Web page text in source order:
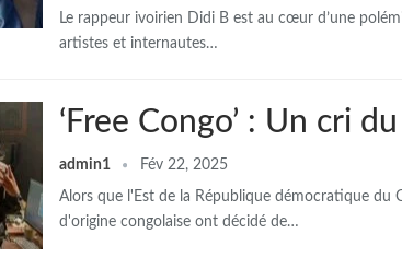
Le rappeur ivoirien Didi B est au cœur d’une
artistes et internautes…
‘Free Congo’ : Un cri
admin1 Fév 22, 2025
Alors que l'Est de la République démocratique du
d'origine congolaise ont décidé de…